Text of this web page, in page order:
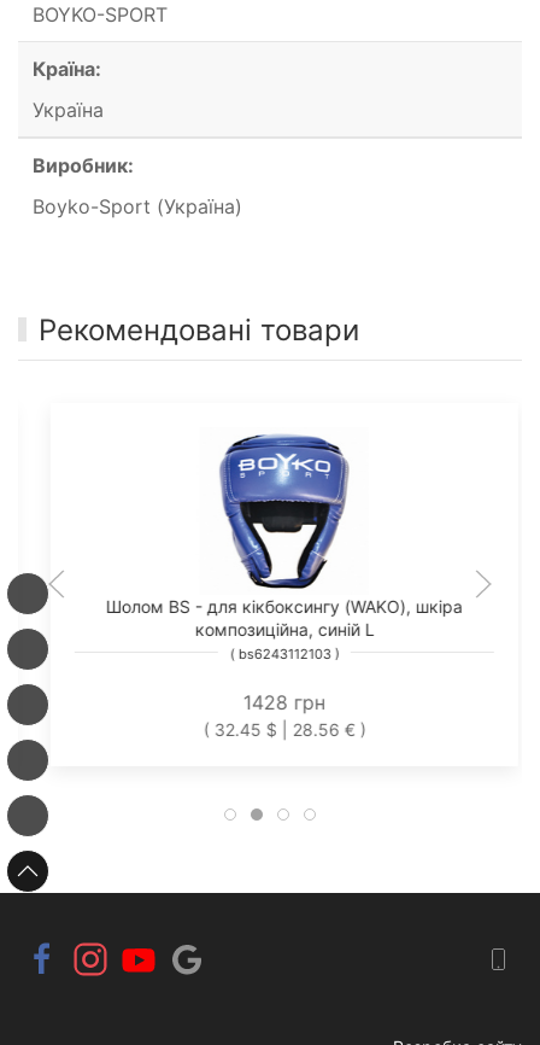
BOYKO-SPORT
Країна:
Україна
Виробник:
Boyko-Sport (Україна)
Рекомендовані товари
Шолом BS - для кікбоксингу (WAKO), шкіра
композиційна, синій L
( bs6243112103 )
1428 грн
( 32.45 $ | 28.56 € )